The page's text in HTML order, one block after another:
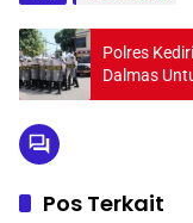
Polres
Dalmas
Pos Terkait